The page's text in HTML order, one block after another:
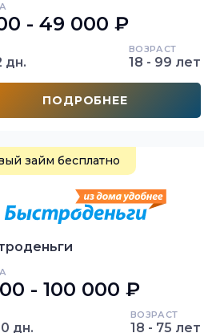
- 49 000 ₽
дн.
ВОЗРАСТ
18 - 99 лет
ПОДРОБНЕЕ
займ бесплатно
- 100 000 ₽
дн.
ВОЗРАСТ
18 - 75 лет